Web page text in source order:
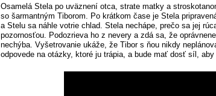
Osamelá Stela po uväznení otca, strate matky a
so šarmantným Tiborom. Po krátkom čase je Stela
a Stelu sa náhle votrie chlad. Stela nechápe, prečo sa jej
pozornosťou. Podozrieva ho z nevery a zdá sa, že
nechýba. Vyšetrovanie ukáže, že Tibor s ňou nikdy
odpovede na otázky, ktoré ju trápia, a bude mať dosť síl,